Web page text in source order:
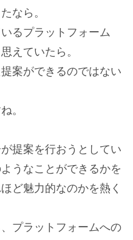
なら。
るプラットフォーム
えていたら。
案ができるのではない
。
提案を行おうとしてい
うなことができるかを
ど魅力的なのかを熱く
プラットフォームへの